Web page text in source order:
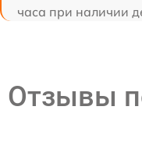
часа при наличии
Отзывы